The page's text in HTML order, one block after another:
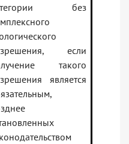
без
если
такого
является